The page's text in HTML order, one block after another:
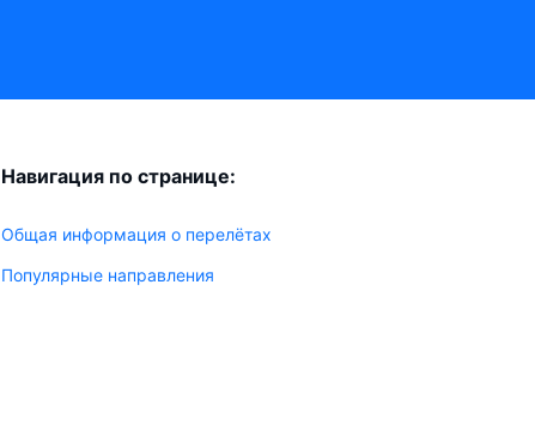
Навигация по странице:
Общая информация о перелётах
Популярные направления